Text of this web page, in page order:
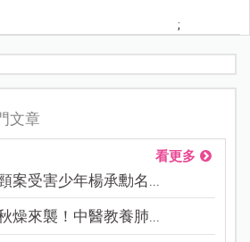
;
文章
看更多
案受害少年楊承勳名...
燥來襲！中醫教養肺...